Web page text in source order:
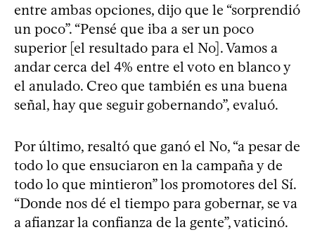
entre ambas opciones, dijo que le “sorprendió
un poco”. “Pensé que iba a ser un poco
superior [el resultado para el No]. Vamos a
andar cerca del 4% entre el voto en blanco y
el anulado. Creo que también es una buena
señal, hay que seguir gobernando”, evaluó.
Por último, resaltó que ganó el No, “a pesar de
todo lo que ensuciaron en la campaña y de
todo lo que mintieron” los promotores del Sí.
“Donde nos dé el tiempo para gobernar, se va
a afianzar la confianza de la gente”, vaticinó.